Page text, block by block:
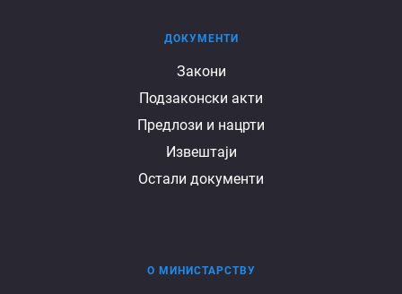
ДОКУМЕНТИ
Закони
Подзаконски акти
Предлози и нацрти
Извештаји
Остали документи
О МИНИСТАРСТВУ